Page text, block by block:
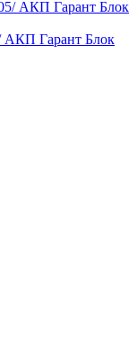
АКП Гарант Блок